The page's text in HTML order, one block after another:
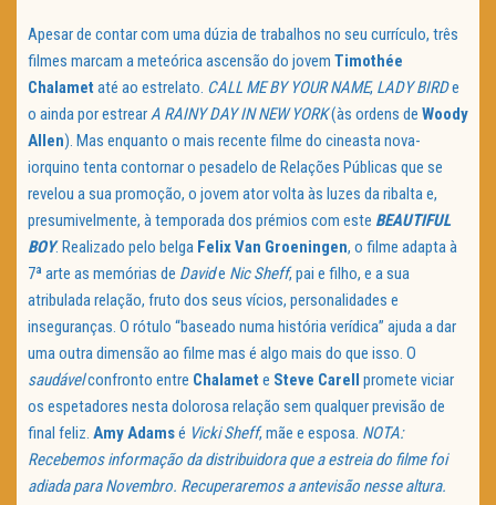
Apesar de contar com uma dúzia de trabalhos no seu currículo, três
filmes marcam a meteórica ascensão do jovem Timothée
Chalametaté ao estrelato. CALL ME BY YOUR NAME, LADY BIRDe
o ainda por estrearA RAINY DAY IN NEW YORK(às ordens de Woody
Allen). Mas enquanto o mais recente filme do cineasta nova-
iorquino tenta contornar o pesadelo de Relações Públicas que se
revelou a sua promoção, o jovem ator volta às luzes da ribalta e,
presumivelmente, à temporada dos prémios com este BEAUTIFUL
BOY. Realizado pelo belga Felix Van Groeningen, o filme adapta à
7ª arte as memórias de Davide Nic Sheff, pai e filho, e a sua
atribulada relação, fruto dos seus vícios, personalidades e
inseguranças. O rótulo “baseado numa história verídica” ajuda a dar
uma outra dimensão ao filme mas é algo mais do que isso. O
saudávelconfronto entre Chalamete Steve Carell promete viciar
os espetadores nesta dolorosa relação sem qualquer previsão de
final feliz. Amy Adamsé Vicki Sheff, mãe e esposa. NOTA:
Recebemos informação da distribuidora que a estreia do filme foi
adiada para Novembro. Recuperaremos a antevisão nesse altura.